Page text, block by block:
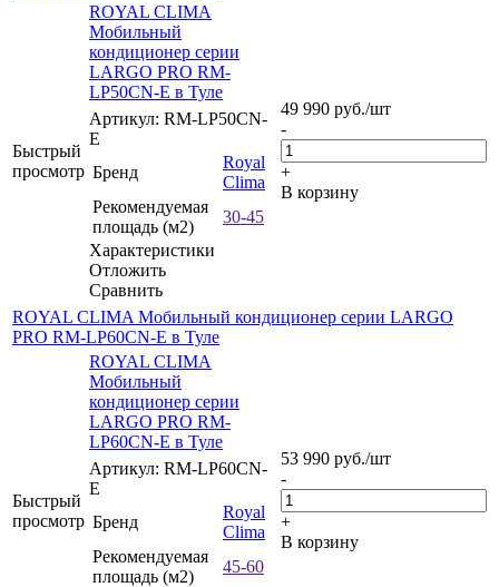
Быстрый
просмотр
ROYAL CLIMA
Мобильный
кондиционер cерии
LARGO PRO RM-
LP50CN-E в Туле
Артикул: RM-LP50CN-
E
Бренд
Royal
Clima
Рекомендуемая
площадь (м2)
30-45
Характеристики
Отложить
Сравнить
49 990 руб./шт
-
+
В корзину
ROYAL CLIMA Мобильный кондиционер cерии LARGO
PRO RM-LP60CN-E в Туле
Быстрый
просмотр
ROYAL CLIMA
Мобильный
кондиционер cерии
LARGO PRO RM-
LP60CN-E в Туле
Артикул: RM-LP60CN-
E
Бренд
Royal
Clima
Рекомендуемая
площадь (м2)
45-60
53 990 руб./шт
-
+
В корзину